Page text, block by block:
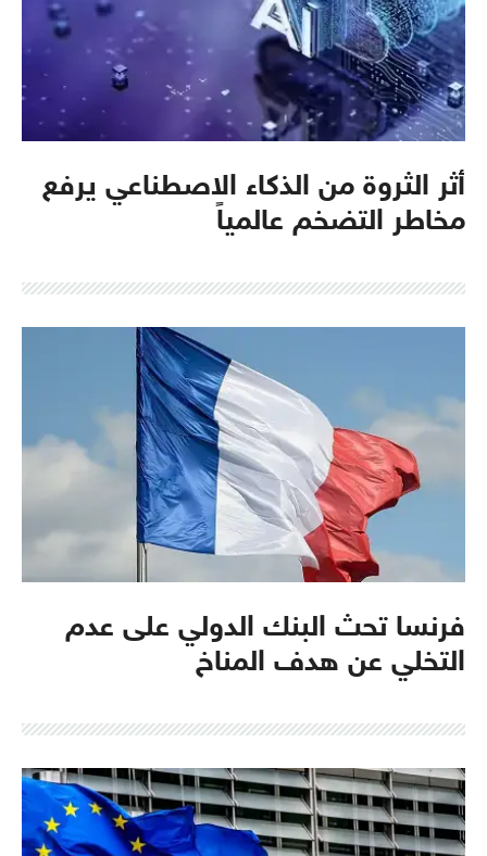
أثر الثروة من الذكاء الاصطناعي يرفع
مخاطر التضخم عالمياً
فرنسا تحث البنك الدولي على عدم
التخلي عن هدف المناخ